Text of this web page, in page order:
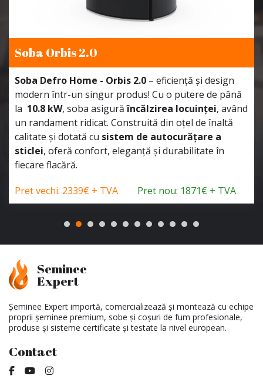
Soba Orbis 2.0
Soba Defro Home - Orbis 2.0 – eficiență și design
modern într-un singur produs! Cu o putere de până
la 10.8 kW, soba asigurăîncălzirea locuinței, având
un randament ridicat. Construită din oțel de înaltă
calitate și dotată cu sistem de autocurățare a
sticlei, oferă confort, eleganță și durabilitate în
fiecare flacără.
Pret vechi: 2339€ + TVA
Pret nou: 1871€ + TVA
Seminee
Expert
Șeminee Expert importă, comercializează și montează cu echipe
proprii șeminee premium, sobe și coșuri de fum profesionale,
produse și sisteme certificate și testate la nivel european.
Contact